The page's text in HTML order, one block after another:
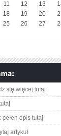
11 12 13
18 19 20
25 26 27
się więcej tutaj
pełen opis tutaj
artykuł